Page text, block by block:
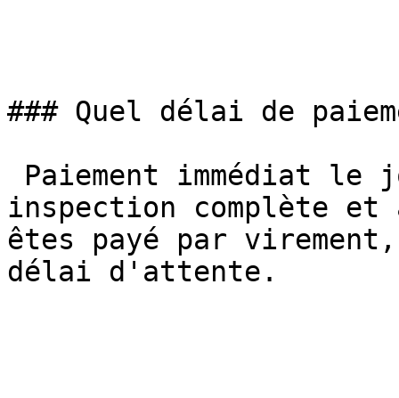
### Quel délai de
inspection complète
êtes payé par virement,
délai d'attente.